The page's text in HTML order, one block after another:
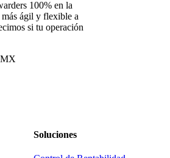
100% en la
ágil y flexible a
si tu operación
Soluciones